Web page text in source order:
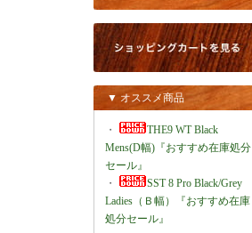
▼ オススメ商品
・
THE9 WT Black
Mens(D幅)『おすすめ在庫処分
セール』
・
SST 8 Pro Black/Grey
Ladies（Ｂ幅）『おすすめ在庫
処分セール』